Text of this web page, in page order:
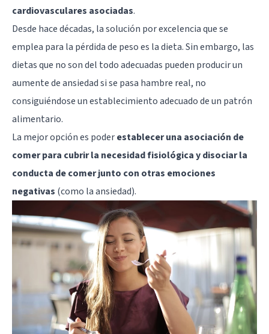
cardiovasculares asociadas.
Desde hace décadas, la solución por excelencia que se
emplea para la pérdida de peso es la dieta. Sin embargo, las
dietas que no son del todo adecuadas pueden producir un
aumente de ansiedad si se pasa hambre real, no
consiguiéndose un establecimiento adecuado de un patrón
alimentario.
La mejor opción es poderestablecer una asociación de
comer para cubrir la necesidad fisiológica y disociar la
conducta de comer junto con otras emociones
negativas (como la ansiedad).